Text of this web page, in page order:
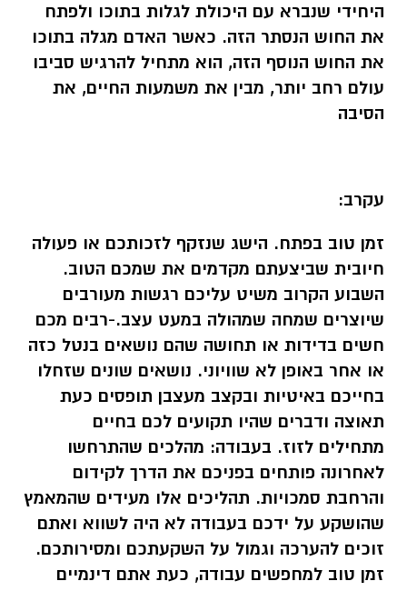
היחידי שנברא עם היכולת לגלות בתוכו ולפתח
את החוש הנסתר הזה. כאשר האדם מגלה בתוכו
את החוש הנוסף הזה, הוא מתחיל להרגיש סביבו
עולם רחב יותר, מבין את משמעות החיים, את
הסיבה
עקרב:
זמן טוב בפתח. הישג שנזקף לזכותכם או פעולה
חיובית שביצעתם מקדמים את שמכם הטוב.
השבוע הקרוב משיט עליכם רגשות מעורבים
שיוצרים שמחה שמהולה במעט עצב.-רבים מכם
חשים בדידות או תחושה שהם נושאים בנטל כזה
או אחר באופן לא שוויוני. נושאים שונים שזחלו
בחייכם באיטיות ובקצב מעצבן תופסים כעת
תאוצה ודברים שהיו תקועים לכם בחיים
מתחילים לזוז. בעבודה: מהלכים שהתרחשו
לאחרונה פותחים בפניכם את הדרך לקידום
והרחבת סמכויות. תהליכים אלו מעידים שהמאמץ
שהושקע על ידכם בעבודה לא היה לשווא ואתם
זוכים להערכה וגמול על השקעתכם ומסירותכם.
זמן טוב למחפשים עבודה, כעת אתם דינמיים